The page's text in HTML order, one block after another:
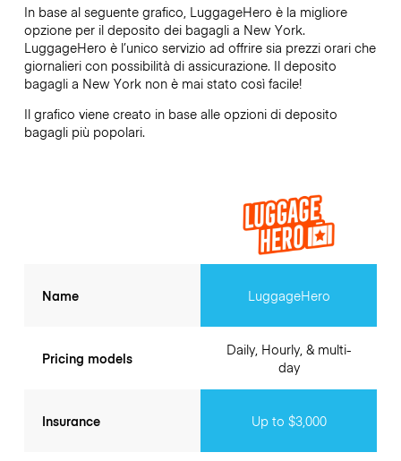
In base al seguente grafico, LuggageHero è la migliore
opzione per il deposito dei bagagli a New York.
LuggageHero è l’unico servizio ad offrire sia prezzi orari che
giornalieri con possibilità di assicurazione. Il deposito
bagagli a New Yorknon è mai stato così facile!
Il grafico viene creato in base alle opzioni di deposito
bagagli più popolari.
Name
Pricing models
Insurance
LuggageHero
Daily, Hourly, & multi-
day
Up to $3,000